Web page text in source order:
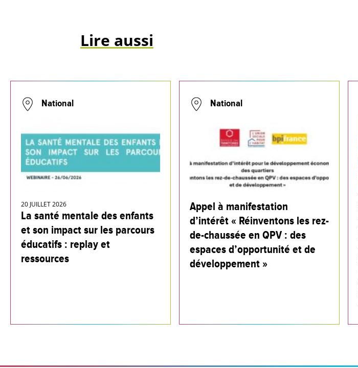
Lire aussi
National
20 JUILLET 2026
La santé mentale des enfants
et son impact sur les parcours
éducatifs : replay et
ressources
National
Appel à manifestation
d’intérêt « Réinventons les rez-
de-chaussée en QPV : des
espaces d’opportunité et de
développement »